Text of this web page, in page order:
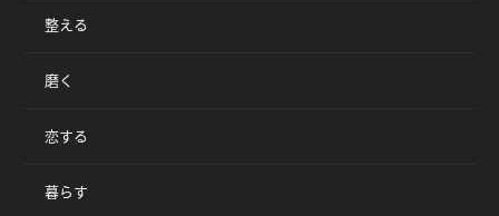
整える
磨く
恋する
暮らす